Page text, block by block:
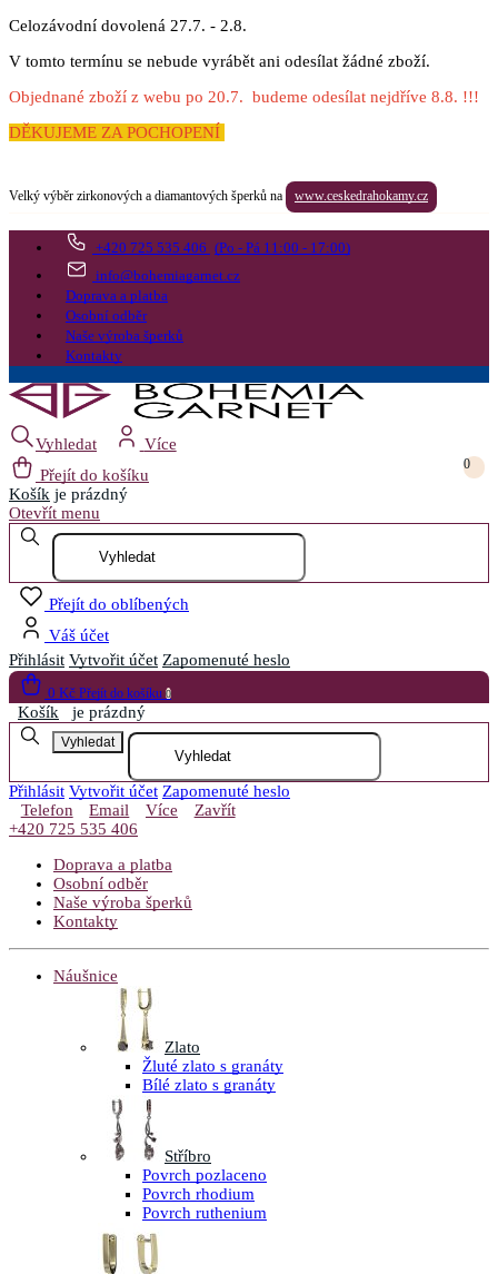
Celozávodní dovolená 27.7. - 2.8.
V tomto termínu se nebude vyrábět ani odesílat žádné zboží.
Objednané zboží z webu po 20.7. budeme odesílat nejdříve 8.8. !!!
DĚKUJEME ZA POCHOPENÍ
Velký výběr zirkonových a diamantových šperků na www.ceskedrahokamy.cz
+420 725 535 406 (Po - Pá 11:00 - 17:00)
info@bohemiagarnet.cz
Doprava a platba
Osobní odběr
Naše výroba šperků
Kontakty
Vyhledat
Více
Přejít do košíku
0
Košík je prázdný
Otevřít menu
Přejít do oblíbených
Váš účet
Přihlásit Vytvořit účet Zapomenuté heslo
0 Kč Přejít do košíku 0
Košík je prázdný
Vyhledat
Přihlásit Vytvořit účet Zapomenuté heslo
Telefon
Email Více
Zavřít
+420 725 535 406
Doprava a platba
Osobní odběr
Naše výroba šperků
Kontakty
Náušnice
Zlato
Žluté zlato s granáty
Bílé zlato s granáty
Stříbro
Povrch pozlaceno
Povrch rhodium
Povrch ruthenium